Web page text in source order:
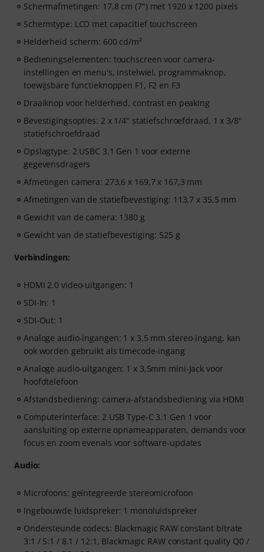
Schermafmetingen: 17,8 cm (7") met 1920 x 1200 pixels
Schermtype: LCD met capacitief touchscreen
Helderheid scherm: 600 cd/m²
Bedieningselementen: touchscreen voor camera-
instellingen en menu's, instelwiel, programmaknop,
toewijsbare functieknoppen F1, F2 en F3
Draaiknop voor helderheid, contrast en peaking
Bevestigingsopties: 2 x 1/4" statiefschroefdraad, 1 x 3/8"
statiefschroefdraad
Opslagtype: 2 USBC 3.1 Gen 1 voor externe
gegevensdragers
Afmetingen camera: 273,6 x 169,7 x 167,3 mm
Afmetingen van de statiefbevestiging: 113,7 x 35,5 mm
Gewicht van de camera: 1380 g
Gewicht van de statiefbevestiging: 525 g
Verbindingen:
HDMI 2.0 video-uitgangen: 1
SDI-In: 1
SDI-Out: 1
Analoge audio-ingangen: 1 x 3,5 mm stereo-ingang, kan
ook worden gebruikt als timecode-ingang
Analoge audio-uitgangen: 1 x 3,5mm mini-Jack voor
hoofdtelefoon
Afstandsbediening: camera-afstandsbediening via HDMI
Computerinterface: 2 USB Type-C 3.1 Gen 1 voor
aansluiting op externe opnameapparaten, demands voor
focus en zoom evenals voor software-updates
Audio:
Microfoons: geïntegreerde stereomicrofoon
Ingebouwde luidspreker: 1 monoluidspreker
Ondersteunde codecs: Blackmagic RAW constant bitrate
3:1 / 5:1 / 8.1 / 12:1, Blackmagic RAW constant quality Q0 /